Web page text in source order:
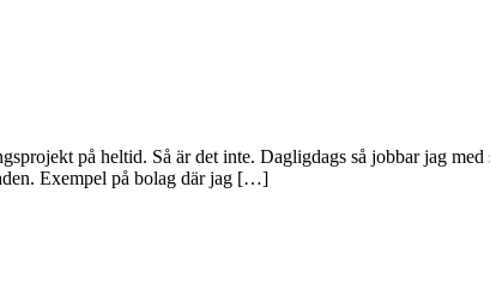
på heltid. Så är det inte. Dagligdags så jobbar jag
Exempel på bolag där jag […]